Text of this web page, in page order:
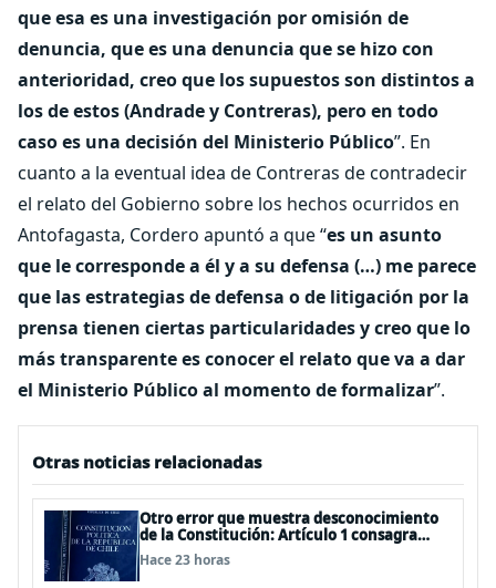
que esa es una investigación por omisión de
denuncia, que es una denuncia que se hizo con
anterioridad, creo que los supuestos son distintos a
los de estos (Andrade y Contreras), pero en todo
caso es una decisión del Ministerio Público”. En
cuanto a la eventual idea de Contreras de contradecir
el relato del Gobierno sobre los hechos ocurridos en
Antofagasta, Cordero apuntó a que “es un asunto
que le corresponde a él y a su defensa (…) me parece
que las estrategias de defensa o de litigación por la
prensa tienen ciertas particularidades y creo que lo
más transparente es conocer el relato que va a dar
el Ministerio Público al momento de formalizar”.
Otras noticias relacionadas
Otro error que muestra desconocimiento
de la Constitución: Artículo 1 consagra
resguardar la seguridad nacional y
proteger a los ciudadanos
Hace 23 horas